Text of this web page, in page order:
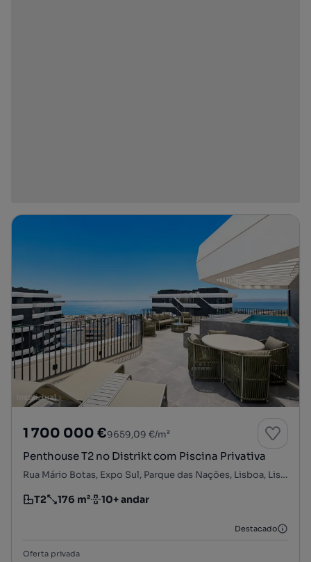
1 700 000 €9659,09 €/m²
Penthouse T2 no Distrikt com Piscina Privativa
Rua Mário Botas, Expo Sul, Parque das Nações, Lisboa, Lisboa
Tipologia
T2
Preço por metro quadrado
176 m²
Andar 10+ andar
Destacado
Oferta privada